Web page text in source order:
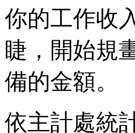
你的工作收
睫，開始規
備的金額。
依主計處統